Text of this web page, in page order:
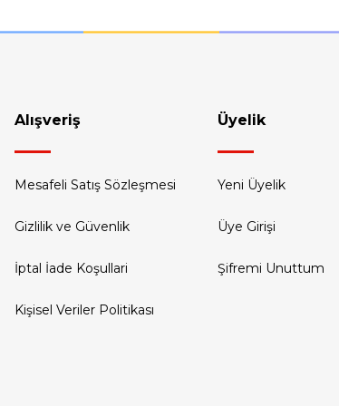
Alışveriş
Mesafeli Satış Sözleşmesi
Gizlilik ve Güvenlik
İptal İade Koşullari
Kişisel Veriler Politikası
Üyelik
Yeni Üyelik
Üye Girişi
Şifremi Unuttum